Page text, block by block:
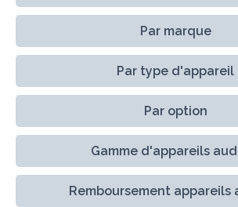
Par marque
Par type d'appareil
Par option
Gamme d'appareils
Remboursement appareils